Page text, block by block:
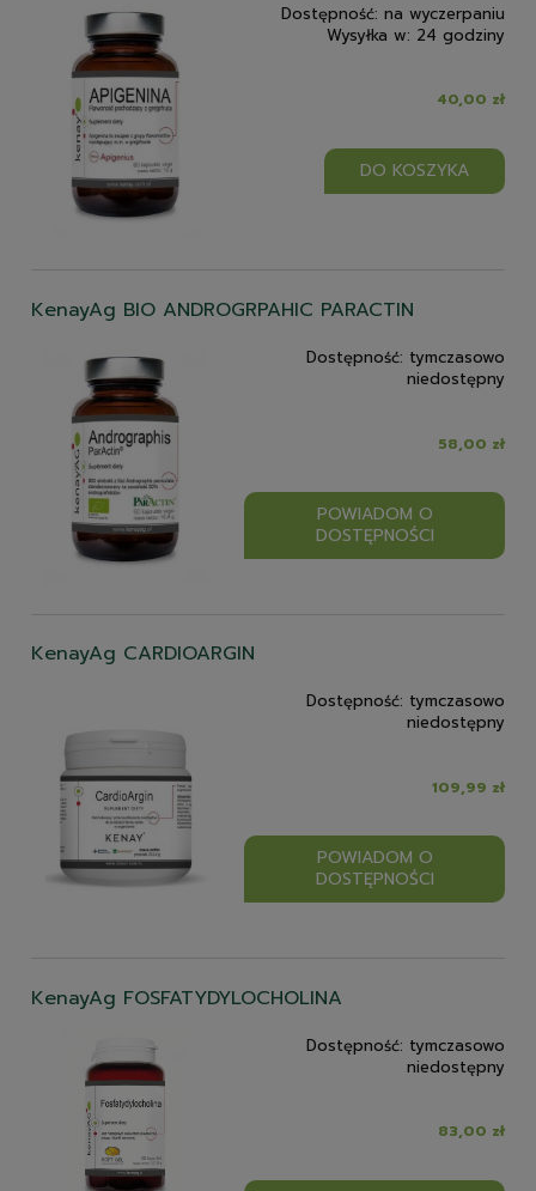
Dostępność: na wyczerpaniu
Wysyłka w: 24 godziny
40,00 zł
DO KOSZYKA
KenayAg BIO ANDROGRPAHIC PARACTIN
Dostępność: tymczasowo
niedostępny
58,00 zł
POWIADOM O
DOSTĘPNOŚCI
KenayAg CARDIOARGIN
Dostępność: tymczasowo
niedostępny
109,99 zł
POWIADOM O
DOSTĘPNOŚCI
KenayAg FOSFATYDYLOCHOLINA
Dostępność: tymczasowo
niedostępny
83,00 zł